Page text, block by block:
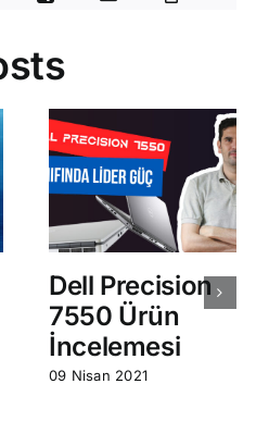
Dell Precision
7550 Ürün
İncelemesi
09 Nisan 2021